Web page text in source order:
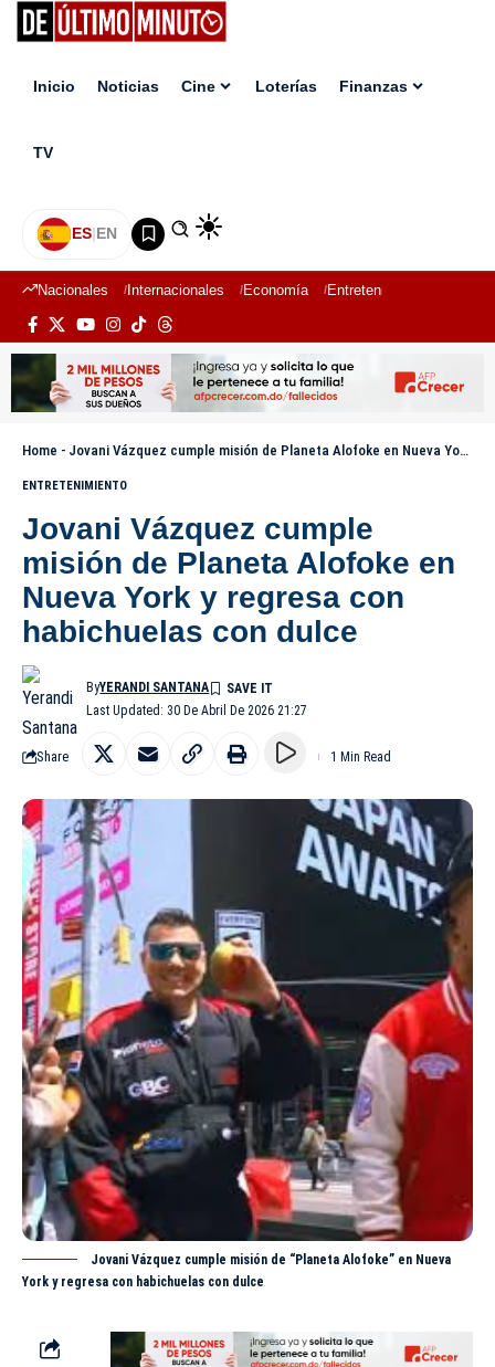
Inicio Noticias Cine Loterías Finanzas
TV
ES|EN
Nacionales Internacionales Economía Entretenimiento
Home - Jovani Vázquez cumple misión de Planeta Alofoke en Nueva York y regresa con habichuelas con dulce
ENTRETENIMIENTO
Jovani Vázquez cumple
misión de Planeta Alofoke en
Nueva York y regresa con
habichuelas con dulce
Last Updated: 30 De Abril De 2026 21:27
ByYERANDI SANTANA
Share 1 Min Read
Jovani Vázquez cumple misión de “Planeta Alofoke” en Nueva
York y regresa con habichuelas con dulce